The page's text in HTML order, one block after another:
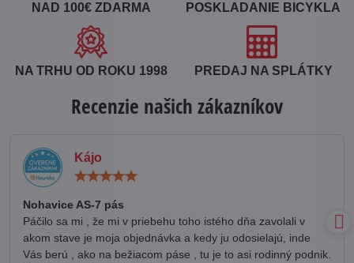
NAD 100€ ZDARMA POSKLADANIE BICYKLA
NA TRHU OD ROKU 1998 PREDAJ NA SPLÁTKY
Recenzie našich zákazníkov
Kájo
Nohavice AS-7 pás
Páčilo sa mi , že mi v priebehu toho istého dňa zavolali v
akom stave je moja objednávka a kedy ju odosielajú, inde
Vás berú , ako na bežiacom páse , tu je to asi rodinný podnik.